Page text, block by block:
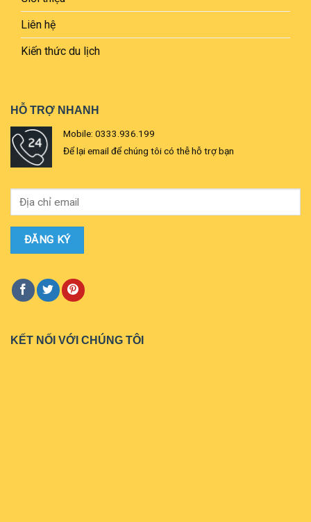
Liên hệ
Kiến thức du lịch
HỖ TRỢ NHANH
Mobile: 0333.936.199
Để lại email để chúng tôi có thễ hỗ trợ bạn
KẾT NỐI VỚI CHÚNG TÔI